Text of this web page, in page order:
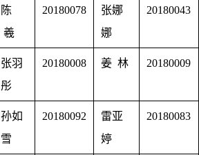
陈
羲
20180078
张娜
娜
20180043
张羽
彤
20180008 姜 林 20180009
孙如
雪
20180092
雷亚
婷
20180083